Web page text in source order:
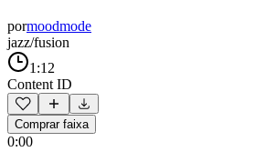
pormoodmode
jazz/fusion
1:12
Content ID
Comprar faixa
0:00